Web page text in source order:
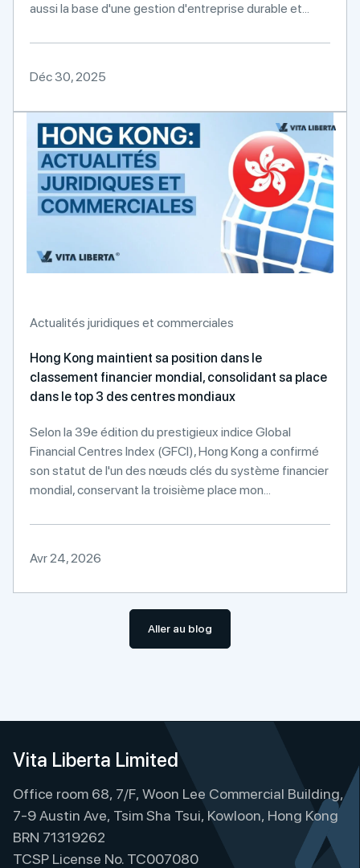
aussi la base d'une gestion d'entreprise durable et...
Déc 30, 2025
Actualités juridiques et commerciales
Hong Kong maintient sa position dans le
classement financier mondial, consolidant sa place
dans le top 3 des centres mondiaux
Selon la 39e édition du prestigieux indice Global
Financial Centres Index (GFCI), Hong Kong a confirmé
son statut de l'un des nœuds clés du système financier
mondial, conservant la troisième place mon...
Avr 24, 2026
Aller au blog
Vita Liberta Limited
Office room 68, 7/F, Woon Lee Commercial Building,
7-9 Austin Ave, Tsim Sha Tsui, Kowloon, Hong Kong
BRN 71319262
TCSP License No. TC007080